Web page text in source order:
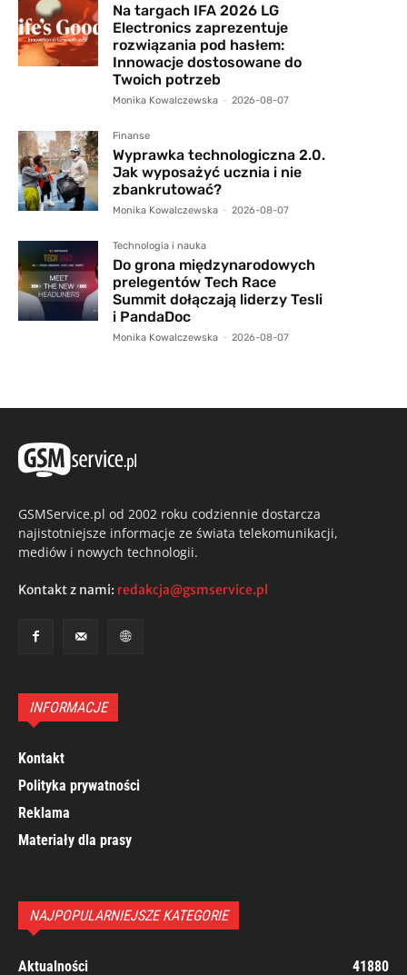
Na targach IFA 2026 LG
Electronics zaprezentuje
rozwiązania pod hasłem:
Innowacje dostosowane do
Twoich potrzeb
Monika Kowalczewska - 2026-08-07
Finanse
Wyprawka technologiczna 2.0.
Jak wyposażyć ucznia i nie
zbankrutować?
Monika Kowalczewska - 2026-08-07
Technologia i nauka
Do grona międzynarodowych
prelegentów Tech Race
Summit dołączają liderzy Tesli
i PandaDoc
Monika Kowalczewska - 2026-08-07
GSMService.pl od 2002 roku codziennie dostarcza
najistotniejsze informacje ze świata telekomunikacji,
mediów i nowych technologii.
Kontakt z nami: redakcja@gsmservice.pl
INFORMACJE
Kontakt
Polityka prywatności
Reklama
Materiały dla prasy
NAJPOPULARNIEJSZE KATEGORIE
Aktualności 41880